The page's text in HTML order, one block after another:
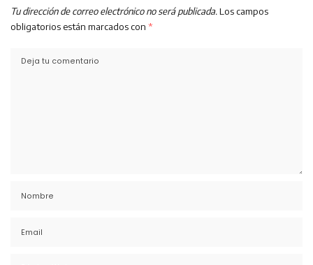
Tu dirección de correo electrónico no será publicada. Los campos
obligatorios están marcados con *